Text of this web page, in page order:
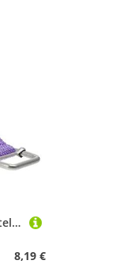
WHAMVOX Yoga Stretchgürtel Verstellbar 1,83m Multifunktionales Fitnessband Aus Baumwolle Trainingsgurt Für Yoga Krafttraining Robustes Zuggurt Zubehör Für Dehnübungen Und
8,19 €